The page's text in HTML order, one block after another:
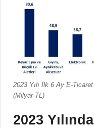
2023 Yılı İlk 6 Ay E-
(Milyar TL)
2023